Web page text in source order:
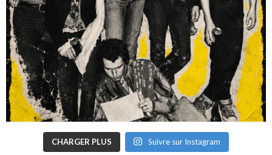
CHARGER PLUS Suivre sur Instagram